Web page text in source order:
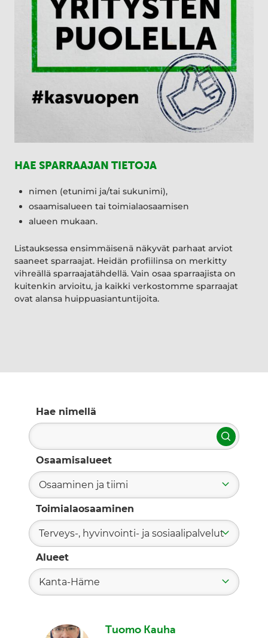
HAE SPARRAAJAN TIETOJA
nimen (etunimi ja/tai sukunimi),
osaamisalueen tai toimialaosaamisen
alueen mukaan.
Listauksessa ensimmäisenä näkyvät parhaat arviot
saaneet sparraajat. Heidän profiilinsa on merkitty
vihreällä sparraajatähdellä. Vain osaa sparraajista on
kuitenkin arvioitu, ja kaikki verkostomme sparraajat
ovat alansa huippuasiantuntijoita.
Hae nimellä
Hae
Osaamisalueet
Osaaminen ja tiimi
Toimialaosaaminen
Terveys-, hyvinvointi- ja sosiaalipalvelut
Alueet
Kanta-Häme
Tuomo Kauha